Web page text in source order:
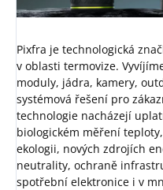
Pixfra je technologická
v oblasti termovize.
moduly, jádra, kamery,
systémová řešení pro
technologie nacházejí
biologickém měření
ekologii, nových zdrojích
neutrality, ochraně
spotřební elektronice i v